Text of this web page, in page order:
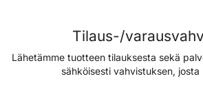
Tilaus-/
Lähetämme tuotteen tilauksesta sekä
sähköisesti vahvistuksen, josta